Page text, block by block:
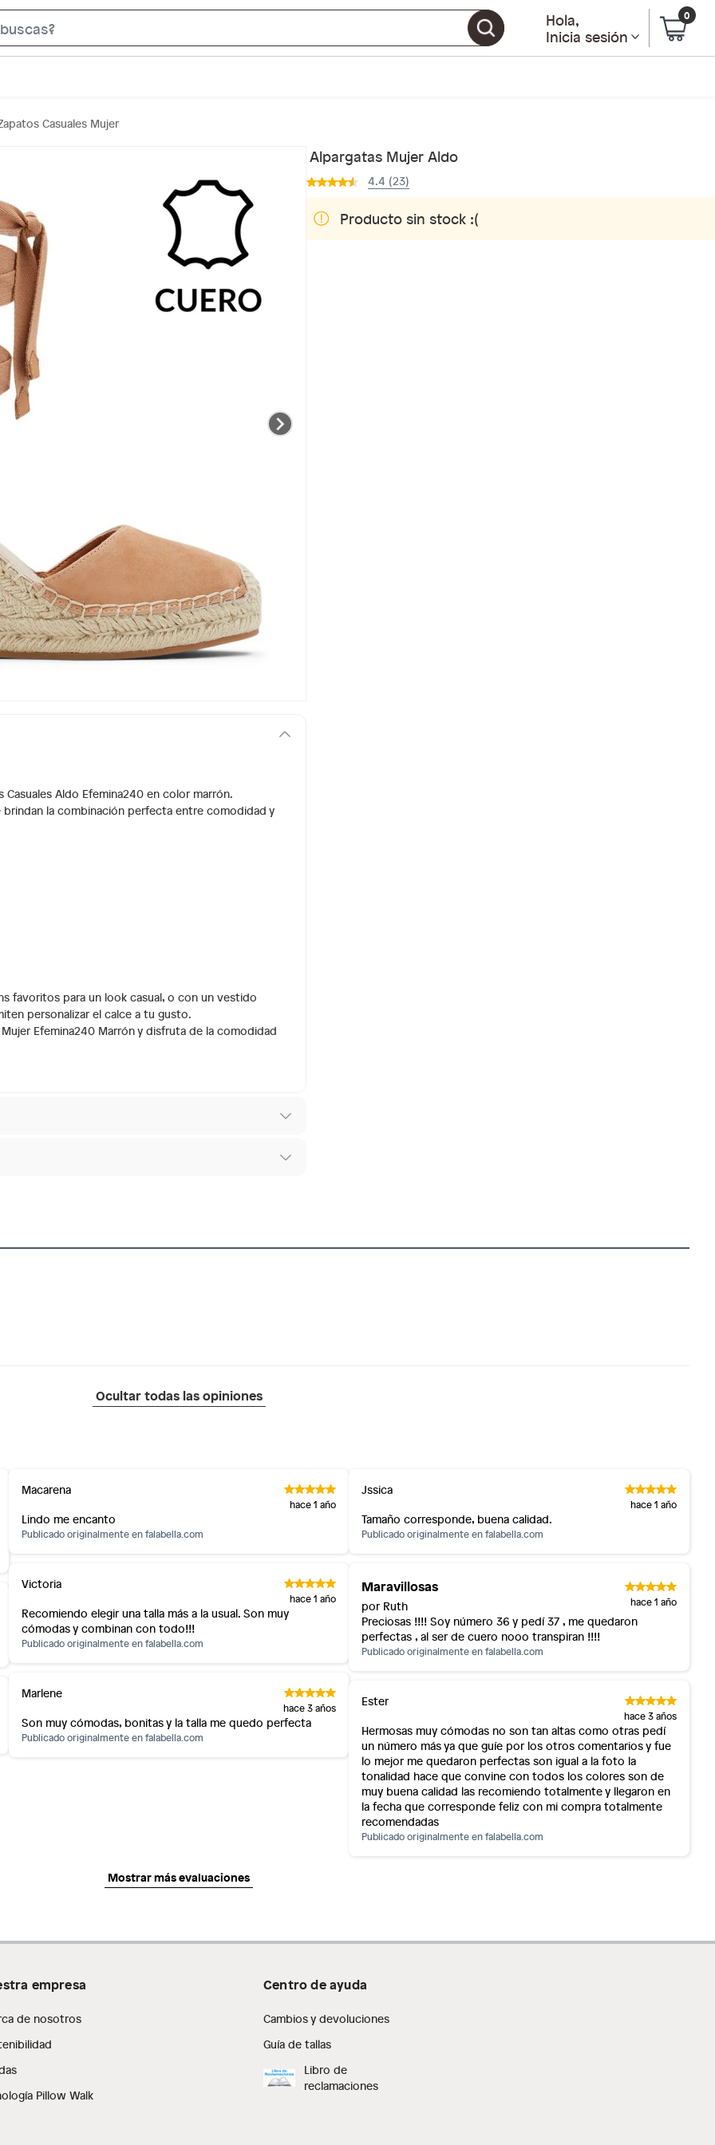
e
r
Hola,
Inicia sesión
0
Casuales Mujer
Aldo Efemina240 en color marrón.
la combinación perfecta entre comodidad y
favoritos para un look casual, o con un vestido
personalizar el calce a tu gusto.
Efemina240 Marrón y disfruta de la comodidad
productos para asfalto, hormigón, albañilería.
suplementos alimenticios, vitaminas.
baño con señales de uso, sin empaques, etiquetas o
Alpargatas Mujer Aldo
4.4 (23)
Producto sin stock :(
Ocultar todas las opiniones
Macarena
hace 1 año
Lindo me encanto
Publicado originalmente enfalabella.com
Victoria
hace 1 año
Recomiendo elegir una talla más a la usual. Son muy
cómodas y combinan con todo!!!
Publicado originalmente enfalabella.com
Marlene
hace 3 años
Son muy cómodas, bonitas y la talla me quedo perfecta
Publicado originalmente enfalabella.com
Jssica
hace 1 año
Tamaño corresponde, buena calidad.
Publicado originalmente enfalabella.com
Maravillosas
por Ruth hace 1 año
Preciosas !!!! Soy número 36 y pedí 37 , me quedaron
perfectas , al ser de cuero nooo transpiran !!!!
Publicado originalmente enfalabella.com
Ester
hace 3 años
Hermosas muy cómodas no son tan altas como otras pedí
un número más ya que guíe por los otros comentarios y fue
lo mejor me quedaron perfectas son igual a la foto la
tonalidad hace que convine con todos los colores son de
muy buena calidad las recomiendo totalmente y llegaron en
la fecha que corresponde feliz con mi compra totalmente
recomendadas
Publicado originalmente enfalabella.com
Mostrar más evaluaciones
empresa
de nosotros
Pillow Walk
Centro de ayuda
Cambios y devoluciones
Guía de tallas
Libro de
reclamaciones